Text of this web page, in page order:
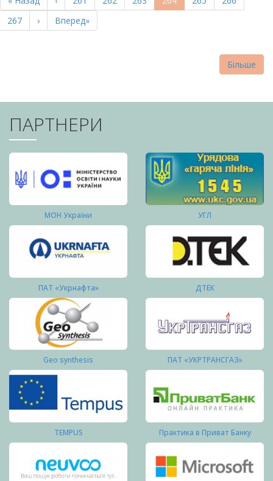
сторінка
сторінка
сторінка
Page
267
Наступна
сторінка
›
Остання
сторінка
Вперед»
Більше
ПАРТНЕРИ
МОН України УГЛ
ПАТ «Укрнафта» ДТЕК
Geo synthesis ПАТ «УКРТРАНСГАЗ»
TEMPUS Практика в Приват Банку